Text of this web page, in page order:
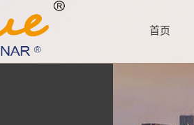
首页